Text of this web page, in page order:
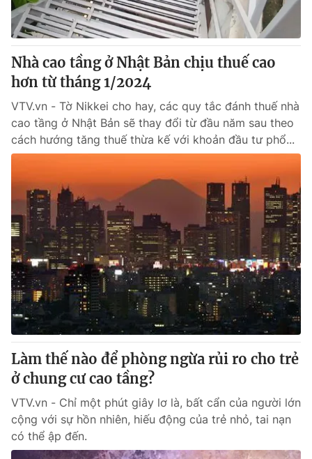
Nhà cao tầng ở Nhật Bản chịu thuế cao
hơn từ tháng 1/2024
VTV.vn - Tờ Nikkei cho hay, các quy tắc đánh thuế nhà
cao tầng ở Nhật Bản sẽ thay đổi từ đầu năm sau theo
cách hướng tăng thuế thừa kế với khoản đầu tư phổ...
Làm thế nào để phòng ngừa rủi ro cho trẻ
ở chung cư cao tầng?
VTV.vn - Chỉ một phút giây lơ là, bất cẩn của người lớn
cộng với sự hồn nhiên, hiếu động của trẻ nhỏ, tai nạn
có thể ập đến.